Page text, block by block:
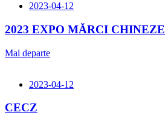
2023-04-12
2023 EXPO MĂRCI CHINEZE
Mai departe
2023-04-12
CECZ